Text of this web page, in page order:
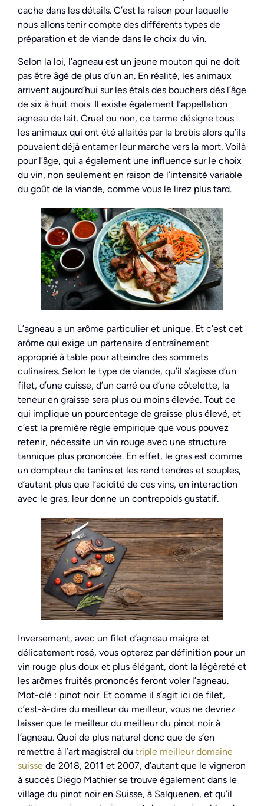
cache dans les détails. C’est la raison pour laquelle
nous allons tenir compte des différents types de
préparation et de viande dans le choix du vin.
Selon la loi, l’agneau est un jeune mouton qui ne doit
pas être âgé de plus d’un an. En réalité, les animaux
arrivent aujourd’hui sur les étals des bouchers dès l’âge
de six à huit mois. Il existe également l’appellation
agneau de lait. Cruel ou non, ce terme désigne tous
les animaux qui ont été allaités par la brebis alors qu’ils
pouvaient déjà entamer leur marche vers la mort. Voilà
pour l’âge, qui a également une influence sur le choix
du vin, non seulement en raison de l’intensité variable
du goût de la viande, comme vous le lirez plus tard.
L’agneau a un arôme particulier et unique. Et c’est cet
arôme qui exige un partenaire d’entraînement
approprié à table pour atteindre des sommets
culinaires. Selon le type de viande, qu’il s’agisse d’un
filet, d’une cuisse, d’un carré ou d’une côtelette, la
teneur en graisse sera plus ou moins élevée. Tout ce
qui implique un pourcentage de graisse plus élevé, et
c’est la première règle empirique que vous pouvez
retenir, nécessite un vin rouge avec une structure
tannique plus prononcée. En effet, le gras est comme
un dompteur de tanins et les rend tendres et souples,
d’autant plus que l’acidité de ces vins, en interaction
avec le gras, leur donne un contrepoids gustatif.
Inversement, avec un filet d’agneau maigre et
délicatement rosé, vous opterez par définition pour un
vin rouge plus doux et plus élégant, dont la légèreté et
les arômes fruités prononcés feront voler l’agneau.
Mot-clé : pinot noir. Et comme il s’agit ici de filet,
c’est-à-dire du meilleur du meilleur, vous ne devriez
laisser que le meilleur du meilleur du pinot noir à
l’agneau. Quoi de plus naturel donc que de s’en
remettre à l’art magistral du triple meilleur domaine
suisse de 2018, 2011 et 2007, d’autant que le vigneron
à succès Diego Mathier se trouve également dans le
village du pinot noir en Suisse, à Salquenen, et qu’il